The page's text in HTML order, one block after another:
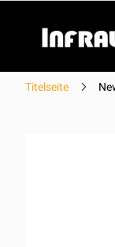
Titelseite